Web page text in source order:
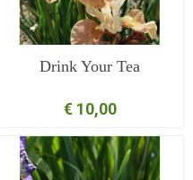
Drink Your Tea
€ 10,00